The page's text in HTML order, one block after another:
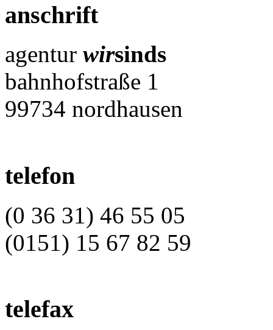
anschrift
agentur wirsinds
bahnhofstraße 1
99734 nordhausen
telefon
(0 36 31) 46 55 05
(0151) 15 67 82 59
telefax